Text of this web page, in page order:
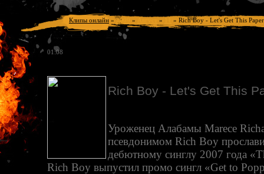
Клипы онлайн »2009 » Август » » Rich Boy - Let's Get This Paper
01:08
Rich Boy - Let's Get This
Уроженец Алабамы Marece
псевдонимом Rich Boy
дебютному синглу 2007 года
Rich Boy выпустил промо сингл «Get to